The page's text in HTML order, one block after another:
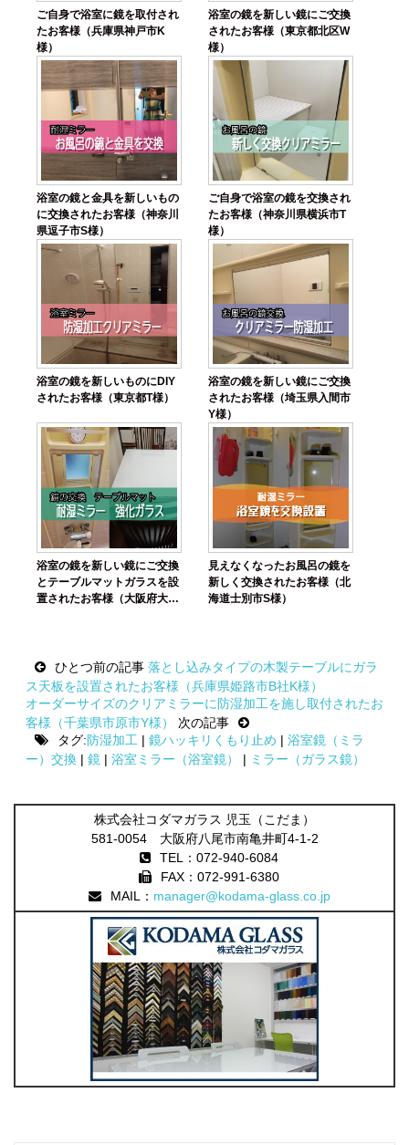
ご自身で浴室に鏡を取付され
たお客様（兵庫県神戸市K
様）
浴室の鏡を新しい鏡にご交換
されたお客様（東京都北区W
様）
浴室の鏡と金具を新しいもの
に交換されたお客様（神奈川
県逗子市S様）
ご自身で浴室の鏡を交換され
たお客様（神奈川県横浜市T
様）
浴室の鏡を新しいものにDIY
されたお客様（東京都T様）
浴室の鏡を新しい鏡にご交換
されたお客様（埼玉県入間市
Y様）
浴室の鏡を新しい鏡にご交換
とテーブルマットガラスを設
置されたお客様（大阪府大阪
見えなくなったお風呂の鏡を
新しく交換されたお客様（北
海道士別市S様）
navigationひとつ前の記事落とし込みタイプの木製テーブルにガラ
ス天板を設置されたお客様（兵庫県姫路市B社K様）
オーダーサイズのクリアミラーに防湿加工を施し取付されたお
客様（千葉県市原市Y様） 次の記事
タグ:防湿加工 | 鏡ハッキリくもり止め | 浴室鏡（ミラ
ー）交換| 鏡 | 浴室ミラー（浴室鏡） | ミラー（ガラス鏡）
株式会社コダマガラス 児玉（こだま）
581-0054 大阪府八尾市南亀井町4-1-2
TEL：072-940-6084
FAX：072-991-6380
MAIL： manager@kodama-glass.co.jp